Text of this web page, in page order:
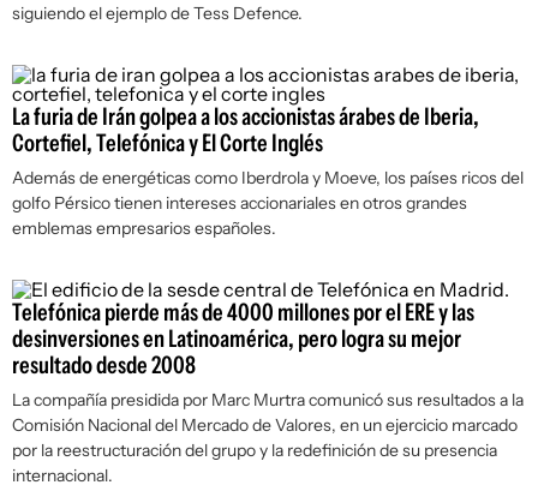
siguiendo el ejemplo de Tess Defence.
La furia de Irán golpea a los accionistas árabes de Iberia,
Cortefiel, Telefónica y El Corte Inglés
Además de energéticas como Iberdrola y Moeve, los países ricos del
golfo Pérsico tienen intereses accionariales en otros grandes
emblemas empresarios españoles.
Telefónica pierde más de 4000 millones por el ERE y las
desinversiones en Latinoamérica, pero logra su mejor
resultado desde 2008
La compañía presidida por Marc Murtra comunicó sus resultados a la
Comisión Nacional del Mercado de Valores, en un ejercicio marcado
por la reestructuración del grupo y la redefinición de su presencia
internacional.